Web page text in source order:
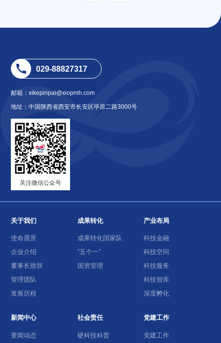
029-88827317
邮箱：xikepinpai@xiopmh.com
地址：中国陕西省西安市长安区毕原二路3000号
关注微信公众号
关于我们
使命愿景
企业介绍
董事长致辞
管理团队
发展历程
成果转化
成果转化国家队
“五个一”
国资管理
产业布局
科技金融
科技空间
科技服务
科技智库
深度孵化
新闻中心
要闻动态
社会责任
硬科技科普
党建工作
党建工作